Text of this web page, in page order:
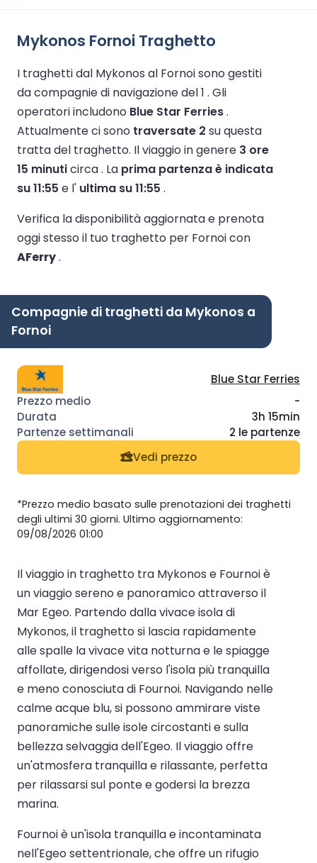
Mykonos Fornoi Traghetto
I traghetti dal Mykonos al Fornoi sono gestiti
da compagnie di navigazione del 1 . Gli
operatori includono Blue Star Ferries.
Attualmente ci sono traversate 2 su questa
tratta del traghetto. Il viaggio in genere 3 ore
15 minuticirca . La prima partenza è indicata
su 11:55 e l' ultima su 11:55 .
Verifica la disponibilità aggiornata e prenota
oggi stesso il tuo traghetto per Fornoi con
AFerry.
Compagnie di traghetti da Mykonos a
Fornoi
Blue Star Ferries
-
3h 15min
2 le partenze
Vedi prezzo
*Prezzo medio basato sulle prenotazioni dei traghetti
degli ultimi 30 giorni. Ultimo aggiornamento:
09/08/2026 01:00
Il viaggio in traghetto tra Mykonos e Fournoi è
un viaggio sereno e panoramico attraverso il
Mar Egeo. Partendo dalla vivace isola di
Mykonos, il traghetto si lascia rapidamente
alle spalle la vivace vita notturna e le spiagge
affollate, dirigendosi verso l'isola più tranquilla
e meno conosciuta di Fournoi. Navigando nelle
calme acque blu, si possono ammirare viste
panoramiche sulle isole circostanti e sulla
bellezza selvaggia dell'Egeo. Il viaggio offre
un'atmosfera tranquilla e rilassante, perfetta
per rilassarsi sul ponte e godersi la brezza
marina.
Fournoi è un'isola tranquilla e incontaminata
nell'Egeo settentrionale, che offre un rifugio